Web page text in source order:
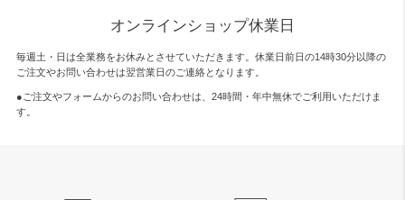
オンラインショップ休業日
毎週土・日は全業務をお休みとさせていただきます。休業日前日の14時30分以降の
ご注文やお問い合わせは翌営業日のご連絡となります。
●ご注文やフォームからのお問い合わせは、 24時間・年中無休でご利用いただけま
す。